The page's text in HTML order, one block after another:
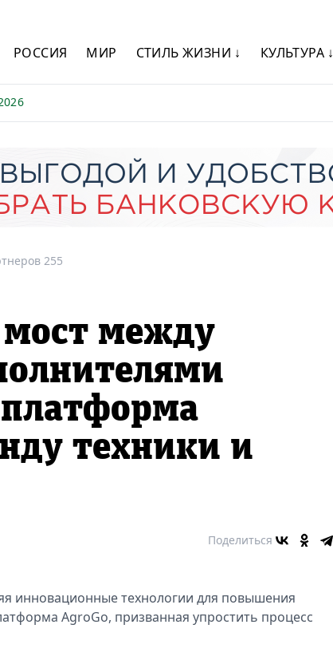
РОССИЯ МИР СТИЛЬ ЖИЗНИ ↓ КУЛЬТУРА ↓
255
между
платформа
техники и
Поделиться
инновационные технологии для повышения
AgroGo, призванная упростить процесс